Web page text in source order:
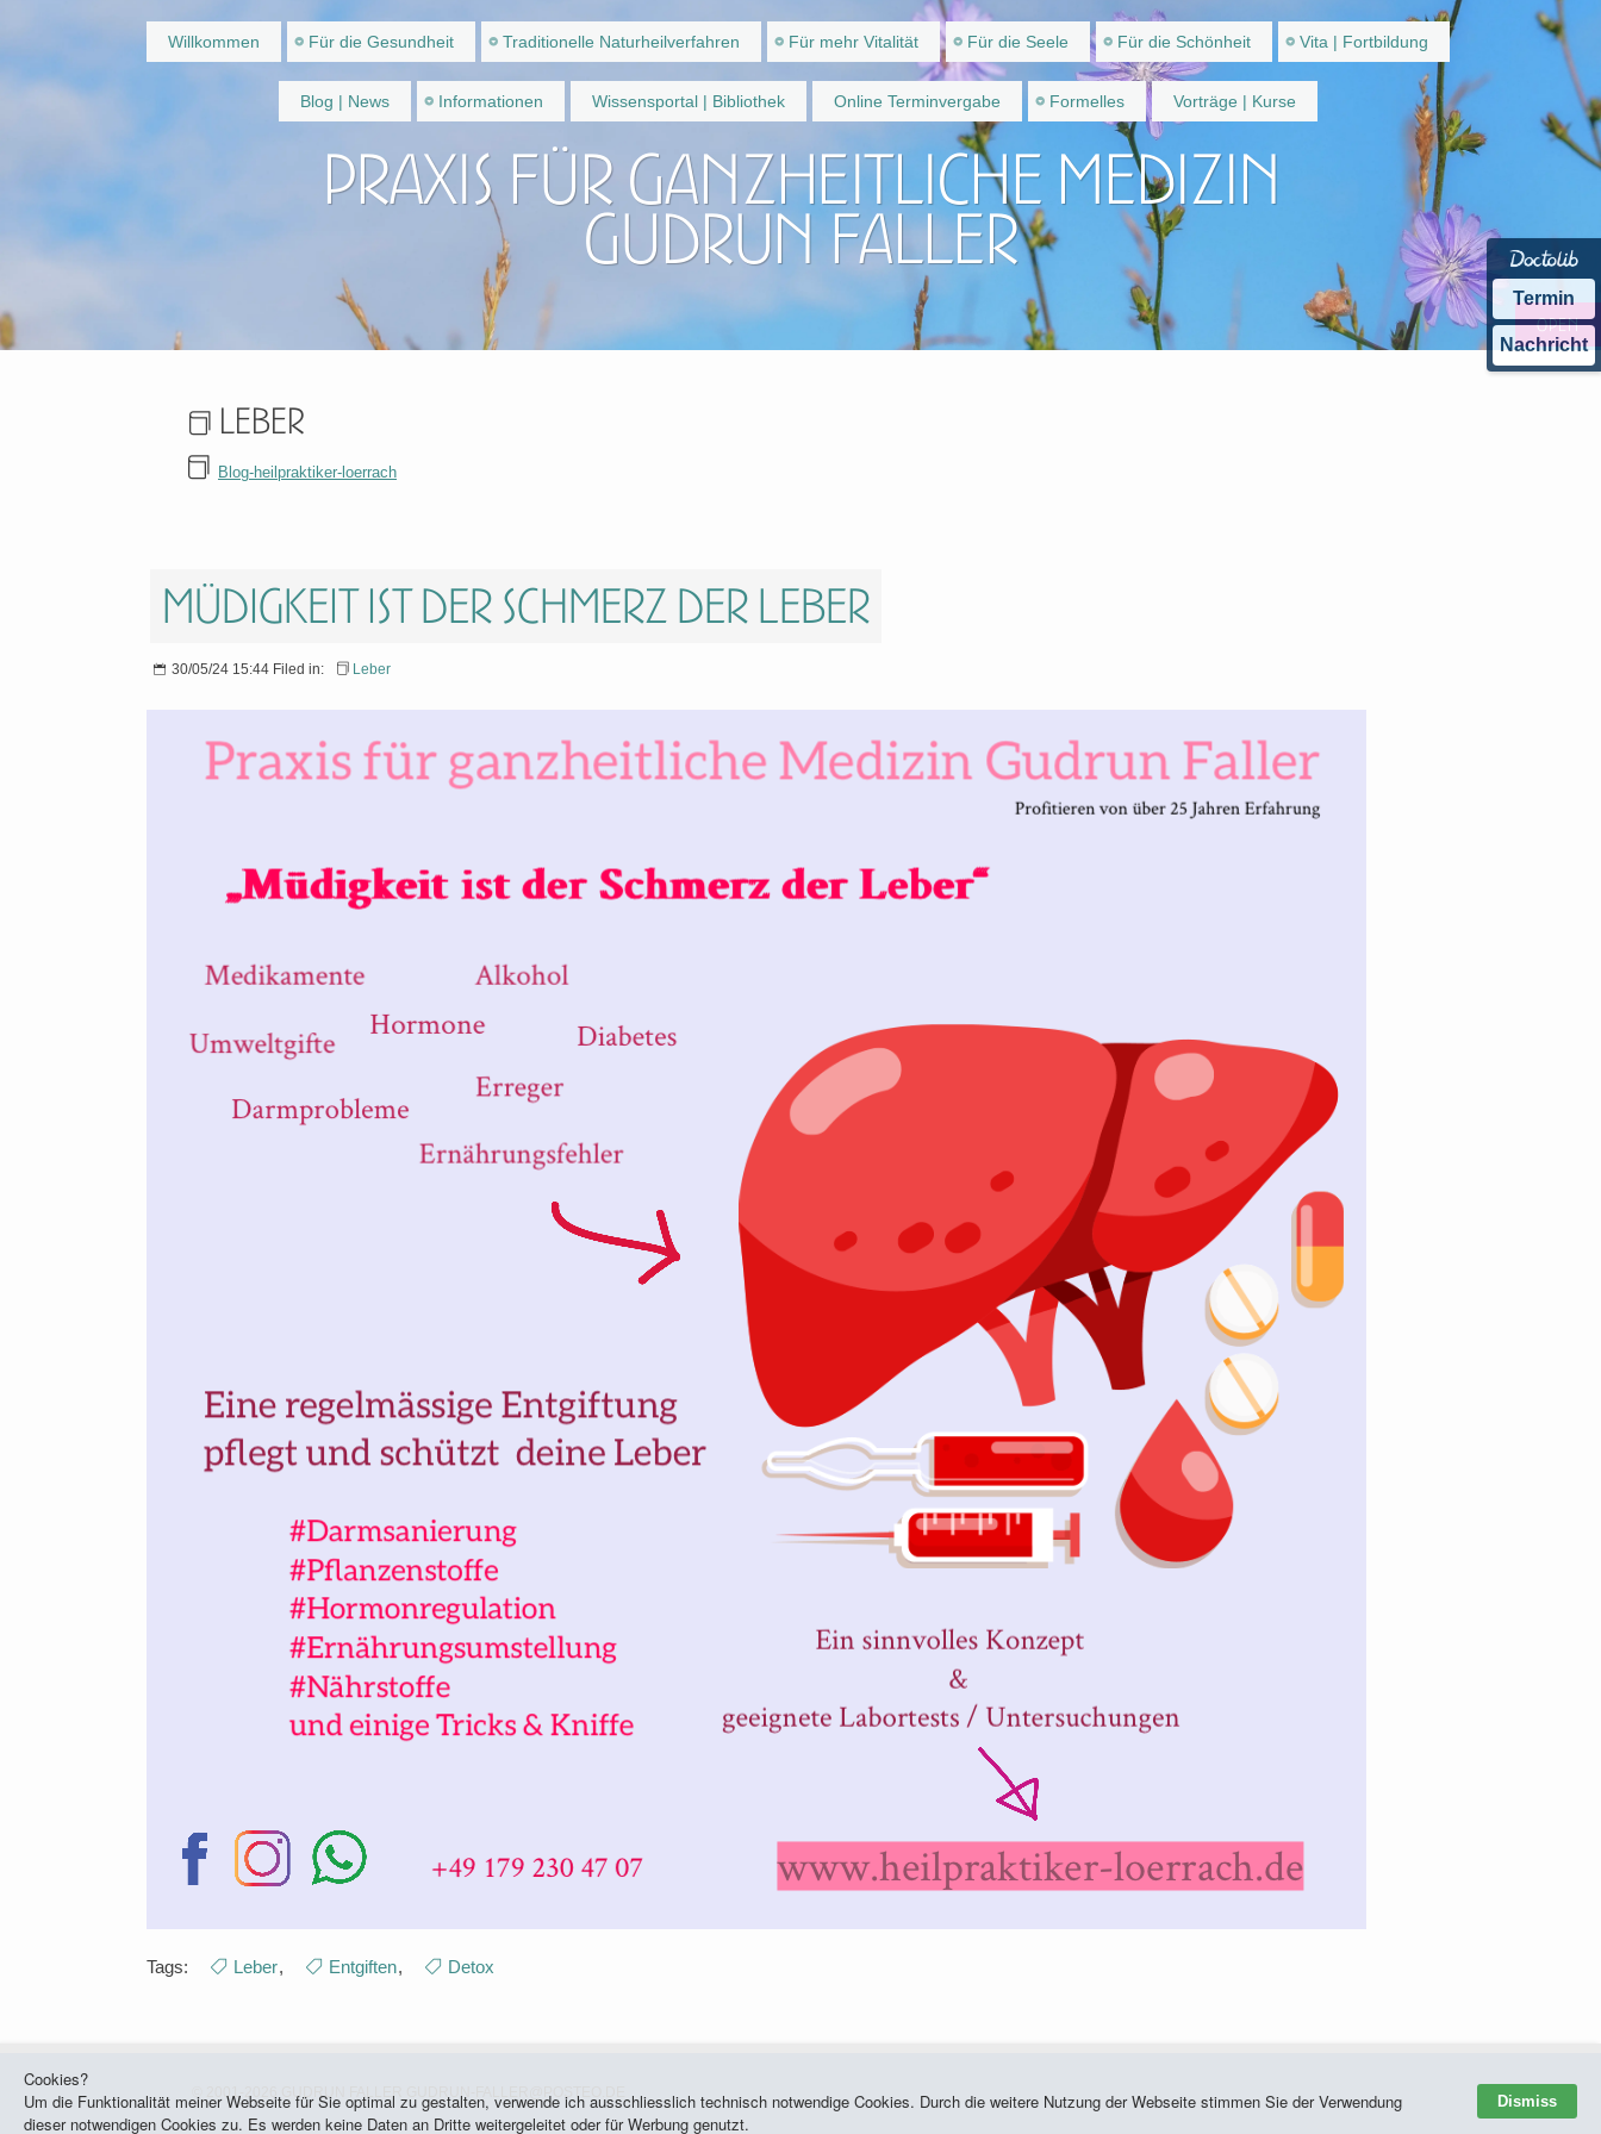
Termin
Nachricht
Willkommen Für die Gesundheit Traditionelle Naturheilverfahren Für mehr Vitalität Für die Seele Für die Schönheit Vita | Fortbildung
Blog | News Informationen Wissensportal | Bibliothek Online Terminvergabe Formelles Vorträge | Kurse
Praxis für ganzheitliche Medizin
Gudrun Faller
Leber
Blog-heilpraktiker-loerrach
Müdigkeit ist der Schmerz der Leber
30/05/24 15:44 Filed in: Leber
Tags: Leber, Entgiften, Detox
© 2001-2026 GUDRUN FALLER GUDRUN-FALLER@POSTEO.DE
Cookies?
Um die Funktionalität meiner Webseite für Sie optimal zu gestalten, verwende ich ausschliesslich technisch notwendige Cookies. Durch die weitere Nutzung der Webseite stimmen Sie der Verwendung
dieser notwendigen Cookies zu. Es werden keine Daten an Dritte weitergeleitet oder für Werbung genutzt.
Dismiss